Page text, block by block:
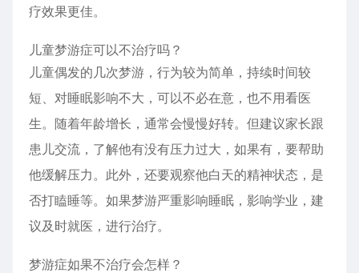
疗效果更佳。
儿童梦游症可以不治疗吗？
儿童偶发的几次梦游，行为较为简单，持续时间较
短、对睡眠影响不大，可以不必在意，也不用看医
生。随着年龄增长，通常会慢慢好转。但建议家长跟
患儿交流，了解他有没有压力过大，如果有，要帮助
他缓解压力。此外，还要观察他白天的精神状态，是
否打瞌睡等。如果梦游严重影响睡眠，影响学业，建
议及时就医，进行治疗。
梦游症如果不治疗会怎样？